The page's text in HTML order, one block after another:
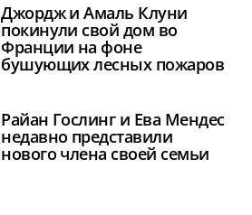
Джордж и Амаль Клуни
покинули свой дом во
Франции на фоне
бушующих лесных пожаров
Райан Гослинг и Ева Мендес
недавно представили
нового члена своей семьи